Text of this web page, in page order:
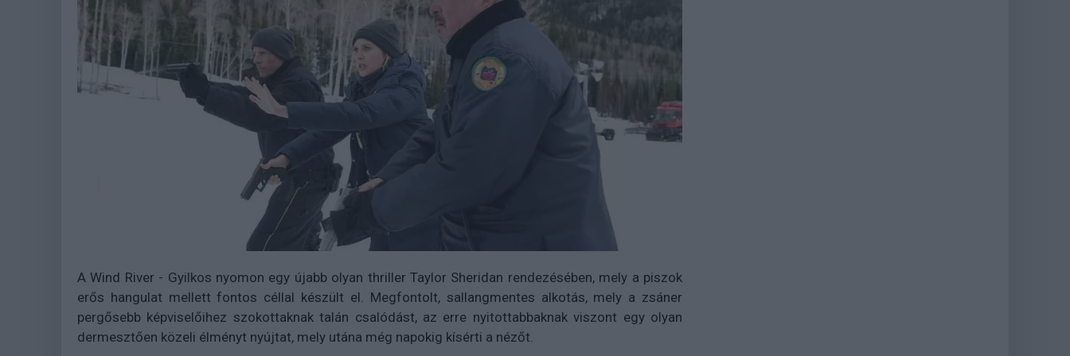
A Wind River - Gyilkos nyomon egy újabb olyan thriller Taylor Sheridan rendezésében, mely a piszok
erős hangulat mellett fontos céllal készült el. Megfontolt, sallangmentes alkotás, mely a zsáner
pergősebb képviselőihez szokottaknak talán csalódást, az erre nyitottabbaknak viszont egy olyan
dermesztően közeli élményt nyújtat, mely utána még napokig kísérti a nézőt.